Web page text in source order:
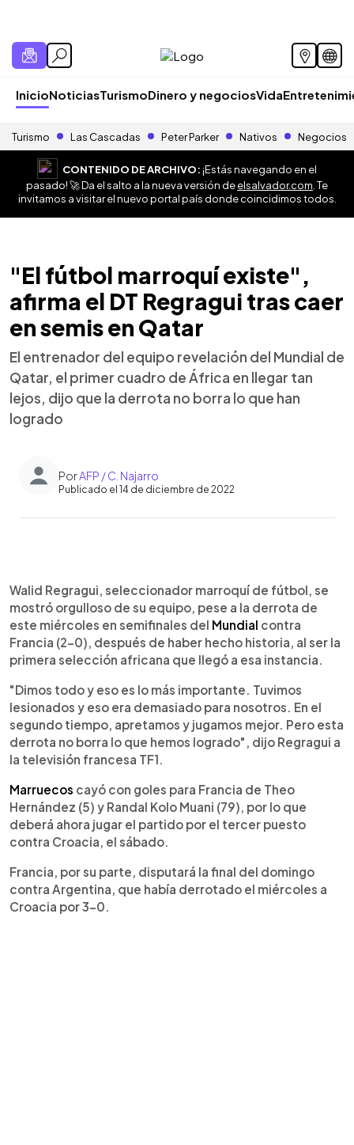
InicioNoticiasTurismoDinero y negociosVida
Turismo Las Cascadas Peter Parker Nativos Negocios
CONTENIDO DE ARCHIVO:¡Estás navegando en el
pasado! 🚀 Da el salto a la nueva versión deelsalvador.com . Te
invitamos a visitar el nuevo portal país donde coincidimos todos.
"El fútbol marroquí existe",
afirma el DT Regragui tras caer
en semis en Qatar
El entrenador del equipo revelación del Mundial de
Qatar, el primer cuadro de África en llegar tan
lejos, dijo que la derrota no borra lo que han
logrado
PorAFP / C. Najarro
Publicado el 14 de diciembre de 2022
► Escuchar artículo
Walid Regragui, seleccionador marroquí de fútbol, se
mostró orgulloso de su equipo, pese a la derrota de
este miércoles en semifinales del Mundial contra
Francia (2-0), después de haber hecho historia, al ser la
primera selección africana que llegó a esa instancia.
"Dimos todo y eso es lo más importante. Tuvimos
lesionados y eso era demasiado para nosotros. En el
segundo tiempo, apretamos y jugamos mejor. Pero esta
derrota no borra lo que hemos logrado", dijo Regragui a
la televisión francesa TF1.
Marruecos cayó con goles para Francia de Theo
Hernández (5) y Randal Kolo Muani (79), por lo que
deberá ahora jugar el partido por el tercer puesto
contra Croacia, el sábado.
Francia, por su parte, disputará la final del domingo
contra Argentina, que había derrotado el miércoles a
Croacia por 3-0.